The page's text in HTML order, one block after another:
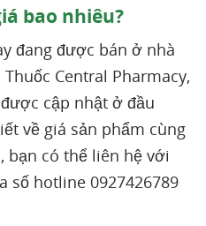
bao nhiêu?
đang được bán ở nhà
Central Pharmacy,
cập nhật ở đầu
về giá sản phẩm cùng
bạn có thể liên hệ với
số hotline 0927426789